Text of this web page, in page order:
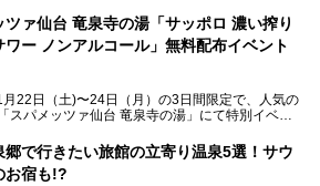
サウナも新設され、温泉ファン・サウナ―双方に
ットです。
は、館内で完結する圧倒的な「湯めぐり」のバリ
。“温泉のデパート”・“東の横綱”と称される鳴子
でも、3本の異なる自家源泉を使い分けるその実
付き。実際に宿泊した筆者が、“温泉”を中心にそ
細レビューします！
ツァ仙台 竜泉寺の湯「サッポロ 濃い搾り
ワー ノンアルコール」無料配布イベント
22日（土)〜24日（月）の3日間限定で、人気の
スパメッツァ仙台 竜泉寺の湯」にて特別イベン
濃い搾りレモンサワー ノンアルコール」を無料
。さらにSNS投稿で「サッポロ 濃い搾りグレフ
ンアルコール」もプレゼント。湯上がりにぴっ
郷で行きたい旅館の立寄り温泉5選！サウ
お宿も!?